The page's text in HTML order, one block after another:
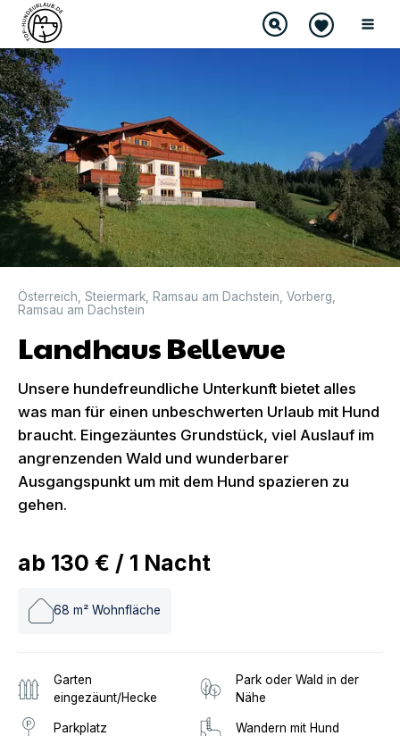
Österreich Steiermark Ramsau am Dachstein Vorberg
Ramsau am Dachstein
Landhaus Bellevue
Unsere hundefreundliche Unterkunft bietet alles
was man für einen unbeschwerten Urlaub mit Hund
braucht. Eingezäuntes Grundstück, viel Auslauf im
angrenzenden Wald und wunderbarer
Ausgangspunkt um mit dem Hund spazieren zu
gehen.
ab 130 € / 1 Nacht
68 m² Wohnfläche
Garten
eingezäunt/Hecke
Park oder Wald in der
Nähe
Parkplatz Wandern mit Hund